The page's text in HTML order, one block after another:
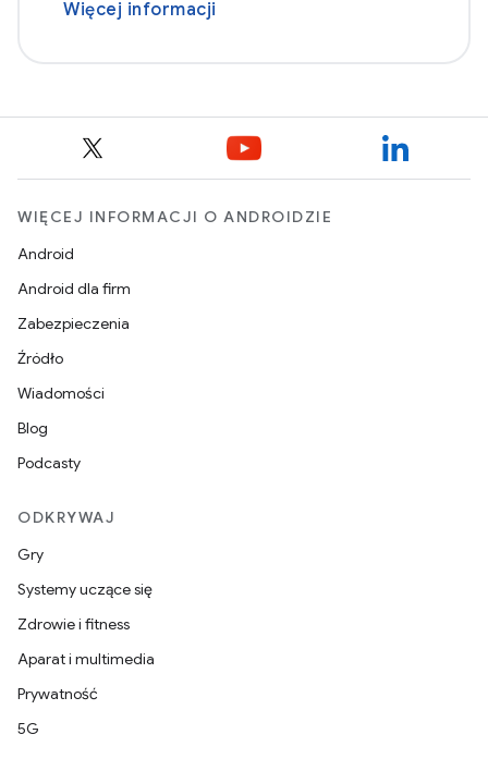
Więcej informacji
WIĘCEJ INFORMACJI O ANDROIDZIE
Android
Android dla firm
Zabezpieczenia
Źródło
Wiadomości
Blog
Podcasty
ODKRYWAJ
Gry
Systemy uczące się
Zdrowie i fitness
Aparat i multimedia
Prywatność
5G